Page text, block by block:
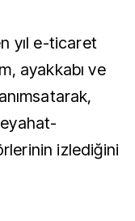
yıl e-ticaret
ayakkabı ve
izlediğini